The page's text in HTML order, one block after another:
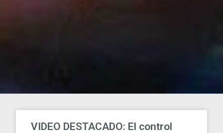
VIDEO DESTACADO: El control